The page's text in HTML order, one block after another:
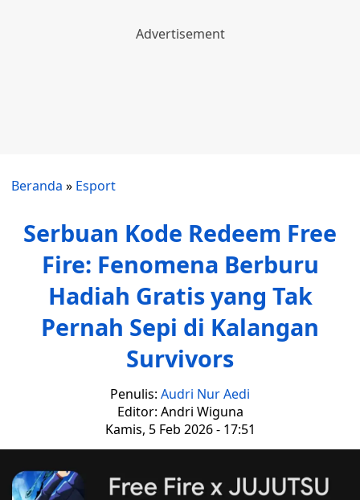
Beranda » Esport
Serbuan Kode Redeem Free
Fire: Fenomena Berburu
Hadiah Gratis yang Tak
Pernah Sepi di Kalangan
Survivors
Penulis: Audri Nur Aedi
Editor: Andri Wiguna
Kamis, 5 Feb 2026 - 17:51